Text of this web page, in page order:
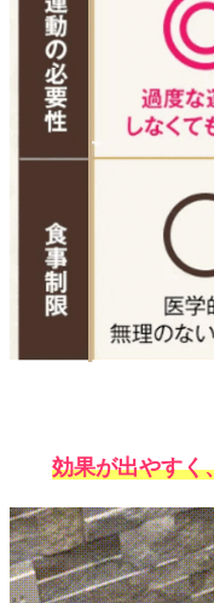
効果が出やすく